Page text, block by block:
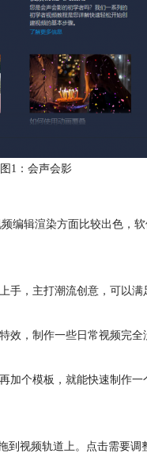
图1：会声会影
编辑渲染方面比较出色，
，主打潮流创意，可以满
效，制作一些日常视频完全
加个模板，就能快速制作
视频轨道上。点击需要